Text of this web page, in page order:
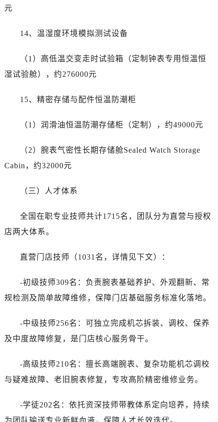
元
14、温湿度环境模拟测试设备
（1）高低温交变走时试验箱（定制钟表专用恒温恒
湿试验舱），约276000元
15、精密存储与配件恒温防潮柜
（1）润滑油恒温防潮存储柜（定制），约49000元
（2）腕表气密性长期存储舱Sealed Watch Storage
Cabin，约32000元
（三）人才体系
全国在职专业技师共计1715名，团队分为直营与授权
店两大体系。
直营门店技师（1031名，详情见下文）：
-初级技师309名：负责腕表基础养护、外观翻新、常
规检测及简单故障维修，保障门店基础服务标准化落地。
-中级技师256名：可独立完成机芯拆装、调校、保养
及中度故障修复，是门店核心服务骨干。
-高级技师210名：擅长高端腕表、复杂功能机芯调校
与疑难故障、老旧腕表修复，专攻高阶精密维修业务。
-学徒202名：依托资深技师带教体系定向培养，持续
为团队输送专业新鲜血液，保障人才长效迭代。